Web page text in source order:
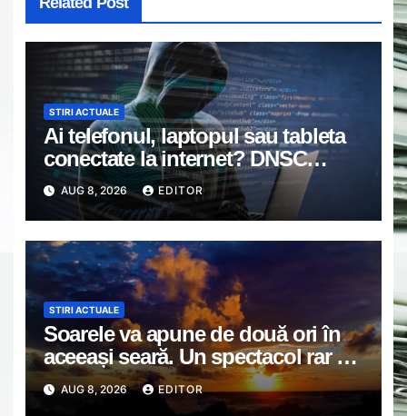
STIRI ACTUALE
Ai telefonul, laptopul sau tableta
conectate la internet? DNSC
avertizează asupra unui risc pe
care mulți utilizatori îl ignoră
AUG 8, 2026 EDITOR
STIRI ACTUALE
Soarele va apune de două ori în
aceeași seară. Un spectacol rar va
întrerupe liniștea unui sat din
Europa
AUG 8, 2026 EDITOR